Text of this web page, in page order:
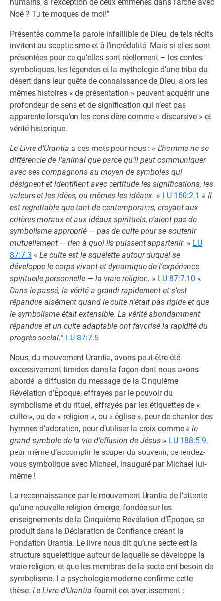
humains, à l’exception de ceux emmenés dans l’arche avec
Noé ? Tu te moques de moi!"
Présentés comme la parole infaillible de Dieu, de tels récits
invitent au scepticisme et à l’incrédulité. Mais si elles sont
présentées pour ce qu’elles sont réellement – les contes
symboliques, les légendes et la mythologie d’une tribu du
désert dans leur quête de connaissance de Dieu, alors les
mêmes histoires « de présentation » peuvent acquérir une
profondeur de sens et de signification qui n’est pas
apparente lorsqu’on les considère comme « discursive » et
vérité historique.
Le Livre d’Urantia a ces mots pour nous : « L’homme ne se
différencie de l’animal que parce qu’il peut communiquer
avec ses compagnons au moyen de symboles qui
désignent et identifient avec certitude les significations, les
valeurs et les idées, ou mêmes les idéaux. » LU 160:2.1 « Il
est regrettable que tant de contemporains, croyant aux
critères moraux et aux idéaux spirituels, n’aient pas de
symbolisme approprié — pas de culte pour se soutenir
mutuellement — rien à quoi ils puissent appartenir. » LU
87:7.3 « Le culte est le squelette autour duquel se
développe le corps vivant et dynamique de l’expérience
spirituelle personnelle — la vraie religion. » LU 87:7.10 «
Dans le passé, la vérité a grandi rapidement et s’est
répandue aisément quand le culte n’était pas rigide et que
le symbolisme était extensible. La vérité abondamment
répandue et un culte adaptable ont favorisé la rapidité du
progrès social.” LU 87:7.5
Nous, du mouvement Urantia, avons peut-être été
excessivement timides dans la façon dont nous avons
abordé la diffusion du message de la Cinquième
Révélation d’Époque, effrayés par le pouvoir du
symbolisme et du rituel, effrayés par les étiquettes de «
culte », ou de « religion », ou « église », peur de chanter des
hymnes d’adoration, peur d’utiliser la croix comme « le
grand symbole de la vie d’effusion de Jésus » LU 188:5.9,
peur même d’accomplir le souper du souvenir, ce rendez-
vous symbolique avec Michael, inauguré par Michael lui-
même !
La reconnaissance par le mouvement Urantia de l’attente
qu’une nouvelle religion émerge, fondée sur les
enseignements de la Cinquième Révélation d’Époque, se
produit dans la Déclaration de Confiance créant la
Fondation Urantia. Le livre nous dit qu’une secte est la
structure squelettique autour de laquelle se développe la
vraie religion, et que les membres de la secte ont besoin de
symbolisme. La psychologie moderne confirme cette
thèse. Le Livre d’Urantia fournit cet avertissement :